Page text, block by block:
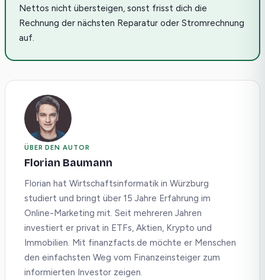
Nettos nicht übersteigen, sonst frisst dich die
Rechnung der nächsten Reparatur oder Stromrechnung
auf.
ÜBER DEN AUTOR
Florian Baumann
Florian hat Wirtschaftsinformatik in Würzburg
studiert und bringt über 15 Jahre Erfahrung im
Online-Marketing mit. Seit mehreren Jahren
investiert er privat in ETFs, Aktien, Krypto und
Immobilien. Mit finanzfacts.de möchte er Menschen
den einfachsten Weg vom Finanzeinsteiger zum
informierten Investor zeigen.